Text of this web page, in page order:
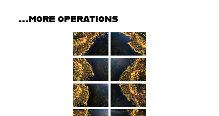
  ...more operations
Lakeshore Operations | Fall Series #07